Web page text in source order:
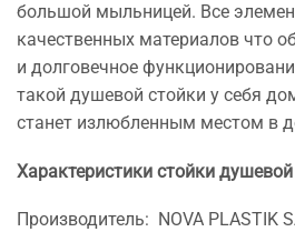
большой мыльницей. Все
качественных материалов что
и долговечное
такой душевой стойки у себя
станет излюбленным местом в
Характеристики стойки
Производитель: NOVA PLASTIK